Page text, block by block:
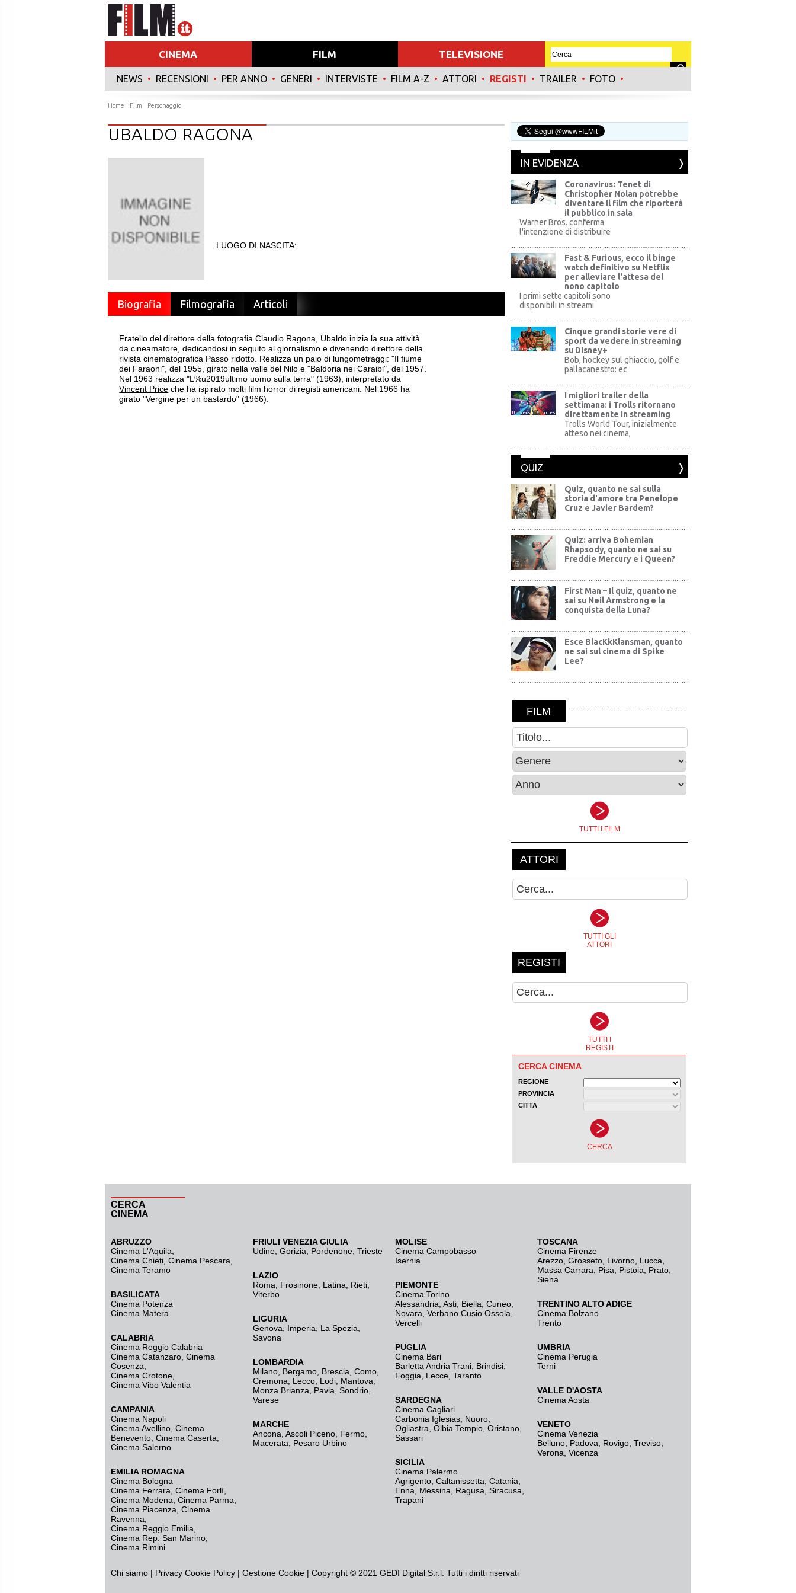
CINEMA FILM TELEVISIONE
NEWS • RECENSIONI • PER ANNO • GENERI • INTERVISTE • FILM A-Z • ATTORI • REGISTI • TRAILER • FOTO •
Home Film | Personaggio
UBALDO RAGONA
LUOGO DI NASCITA:
Biografia Filmografia Articoli
Fratello del direttore della fotografia Claudio Ragona, Ubaldo inizia la sua attività
da cineamatore, dedicandosi in seguito al giornalismo e divenendo direttore della
rivista cinematografica Passo ridotto. Realizza un paio di lungometraggi: "Il fiume
dei Faraoni", del 1955, girato nella valle del Nilo e "Baldoria nei Caraibi", del 1957.
Nel 1963 realizza "L%u2019ultimo uomo sulla terra" (1963), interpretato da
Vincent Price che ha ispirato molti film horror di registi americani. Nel 1966 ha
girato "Vergine per un bastardo" (1966).
IN EVIDENZA
WB
Coronavirus: Tenet di
Christopher Nolan potrebbe
diventare il film che riporterà
il pubblico in sala
Warner Bros. conferma
l'intenzione di distribuire
Fast & Furious, ecco il binge
watch definitivo su Netflix
per alleviare l'attesa del
nono capitolo
I primi sette capitoli sono
disponibili in streami
Disney+
Cinque grandi storie vere di
sport da vedere in streaming
su DIsney+
Bob, hockey sul ghiaccio, golf e
pallacanestro: ec
Universal Pictures
I migliori trailer della
settimana: i Trolls ritornano
direttamente in streaming
Trolls World Tour, inizialmente
atteso nei cinema,
QUIZ
Quiz, quanto ne sai sulla
storia d'amore tra Penelope
Cruz e Javier Bardem?
Quiz: arriva Bohemian
Rhapsody, quanto ne sai su
Freddie Mercury e i Queen?
First Man – Il quiz, quanto ne
sai su Neil Armstrong e la
conquista della Luna?
Esce BlacKkKlansman, quanto
ne sai sul cinema di Spike
Lee?
CERCA
CINEMA
ABRUZZO
Cinema L'Aquila
Cinema Chieti, Cinema Pescara,
Cinema Teramo
BASILICATA
Cinema Potenza
Cinema Matera
CALABRIA
Cinema Reggio Calabria
Cinema Catanzaro Cinema
Cosenza
Cinema Crotone
Cinema Vibo Valentia
CAMPANIA
Cinema Napoli
Cinema Avellino Cinema
Benevento Cinema Caserta
Cinema Salerno
EMILIA ROMAGNA
Cinema Bologna
Cinema Ferrara Cinema Forlì
Cinema Modena Cinema Parma
Cinema Piacenza Cinema
Ravenna
Cinema Reggio Emilia
Cinema Rep. San Marino
Cinema Rimini
FRIULI VENEZIA GIULIA
Udine Gorizia Pordenone Trieste
LAZIO
Roma
Frosinone Latina Rieti
Viterbo
LIGURIA
Genova
Imperia La Spezia
Savona
LOMBARDIA
Milano Bergamo Brescia, Como
Cremona
Lecco Lodi Mantova
Monza Brianza
Pavia Sondrio
Varese
MARCHE
Ancona Ascoli Piceno Fermo
Macerata
Pesaro Urbino
MOLISE
Cinema Campobasso
Isernia
PIEMONTE
Cinema Torino
Alessandria Asti Biella Cuneo
Novara Verbano Cusio Ossola
Vercelli
PUGLIA
Cinema Bari
Barletta Andria Trani Brindisi
Foggia
Lecce Taranto
SARDEGNA
Cinema Cagliari
Carbonia Iglesias Nuoro
Ogliastra Olbia Tempio Oristano
Sassari
SICILIA
Cinema Palermo
Agrigento Caltanissetta Catania
Enna
Messina Ragusa Siracusa
Trapani
TOSCANA
Cinema Firenze
Arezzo Grosseto Livorno Lucca
Massa Carrara
Pisa Pistoia Prato
Siena
TRENTINO ALTO ADIGE
Cinema Bolzano
Trento
UMBRIA
Cinema Perugia
Terni
VALLE D'AOSTA
Cinema Aosta
VENETO
Cinema Venezia
Belluno Padova Rovigo Treviso
Verona Vicenza
Chi siamo | Privacy Cookie Policy | Gestione Cookie | Copyright © 2021 GEDI Digital S.r.l. Tutti i diritti riservati